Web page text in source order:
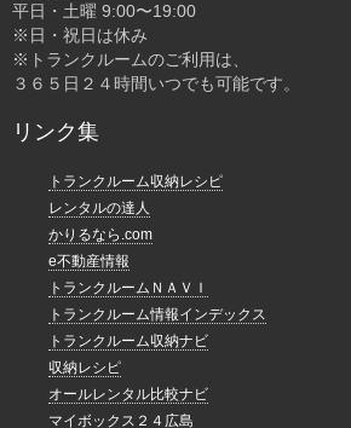
平日・土曜 9:00〜19:00
※日・祝日は休み
※トランクルームのご利用は、
３６５日２４時間いつでも可能です。
リンク集
トランクルーム収納レシピ
レンタルの達人
かりるなら.com
e不動産情報
トランクルームＮＡＶＩ
トランクルーム情報インデックス
トランクルーム収納ナビ
収納レシピ
オールレンタル比較ナビ
マイボックス２４広島